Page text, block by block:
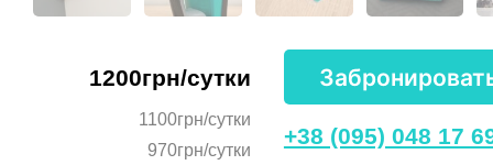
1200грн/сутки
1100грн/сутки
970грн/сутки
+38 (095) 048 17